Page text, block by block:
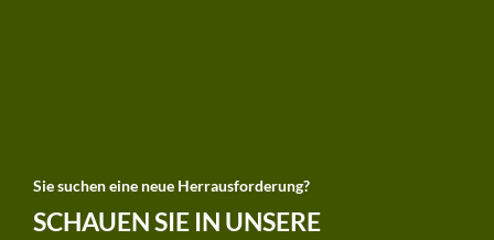
Sie suchen eine neue Herrausforderung?
SCHAUEN SIE IN UNSERE